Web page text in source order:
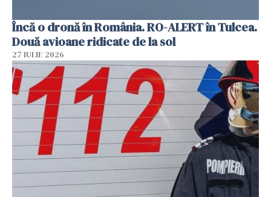
Încă o dronă în România. RO-ALERT în Tulcea.
Două avioane ridicate de la sol
27 IULIE 2026